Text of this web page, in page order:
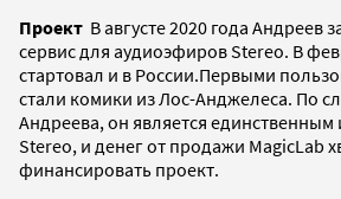
Проект В августе 2020 года Андреев
сервис для аудиоэфиров Stereo. В
стартовал и в России.Первыми
стали комики из Лос-Анджелеса. По
Андреева, он является единственным
Stereo, и денег от продажи MagicLab
финансировать проект.